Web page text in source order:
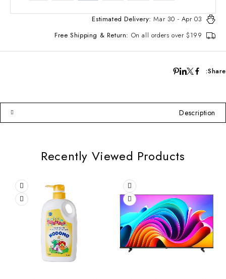
Estimated Delivery: Mar 30 - Apr 03
Free Shipping & Return: On all orders over $199
Share:
Description
Recently Viewed Products